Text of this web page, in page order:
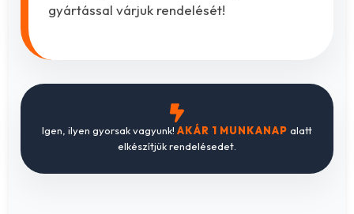
gyártással várjuk rendelését!
Igen, ilyen gyorsak vagyunk! AKÁR 1 MUNKANAP alatt
elkészítjük rendelésedet.